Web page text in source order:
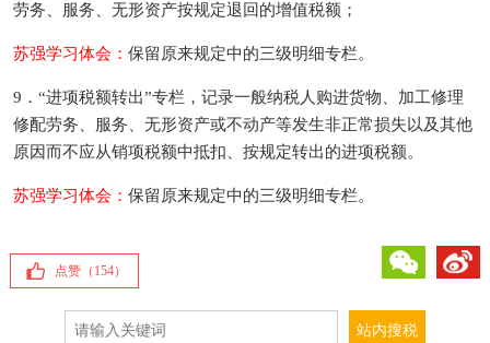
劳务、服务、无形资产按规定退回的增值税额；
苏强学习体会： 保留原来规定中的三级明细专栏。
9．“进项税额转出”专栏，记录一般纳税人购进货物、加工修理
修配劳务、服务、无形资产或不动产等发生非正常损失以及其他
原因而不应从销项税额中抵扣、按规定转出的进项税额。
苏强学习体会： 保留原来规定中的三级明细专栏。
点赞（ 154）